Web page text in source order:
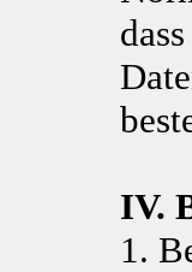
IV.
1.